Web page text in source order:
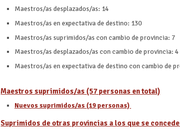
Maestros/as desplazados/as: 14
Maestros/as en expectativa de destino: 130
Maestros/as suprimidos/as con cambio de provincia: 7
Maestros/as desplazados/as con cambio de provincia: 4
Maestros/as en expectativa de destino con cambio de
Maestros suprimidos/as (57 personas en total)
Nuevos suprimidos/as (19 personas)
Suprimidos de otras provincias a los que se